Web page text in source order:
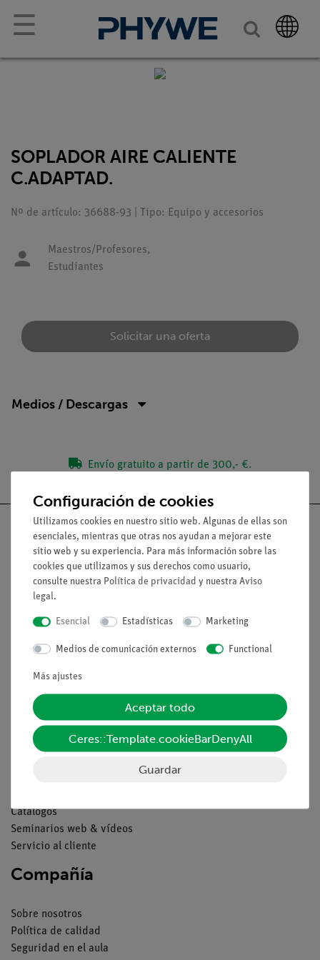
☰
SOPLADOR AIRE CALIENTE
C.ADAPTAD.
Nº de artículo: 36688-93 | Tipo: Equipo y accesorios
Maestros/Profesores,
Estudiantes
Solicitar una oferta
Medios / Descargas
Envío gratuito a partir de 300,- €.
Nach oben
Aviso lega
Condiciones comerciales generales
Declaración de privacidad
Pie de imprenta
Servicio
Catálogos
Seminarios web & vídeos
Servicio al cliente
Compañía
Sobre nosotros
Política de calidad
Seguridad en el aula
Configuración de cookies
Utilizamos cookies en nuestro sitio web. Algunas de ellas son
esenciales, mientras que otras nos ayudan a mejorar este
sitio web y su experiencia. Para más información sobre las
cookies que utilizamos y sus derechos como usuario,
consulte nuestra Política de privacidad y nuestra Aviso
legal.
Esencial Estadísticas Marketing
Medios de comunicación externos Functional
Más ajustes
Aceptar todo
Ceres::Template.cookieBarDenyAll
Guardar